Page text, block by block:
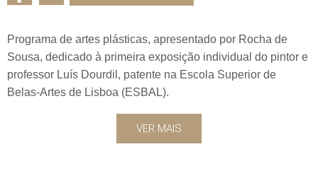
Programa de artes plásticas, apresentado por Rocha de
Sousa, dedicado à primeira exposição individual do pintor e
professor Luís Dourdil, patente na Escola Superior de
Belas-Artes de Lisboa (ESBAL).
VER MAIS